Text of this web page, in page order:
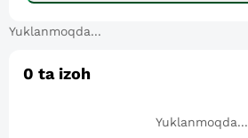
Yuklanmoqda...
0 ta izoh
Yuklanmoqda...